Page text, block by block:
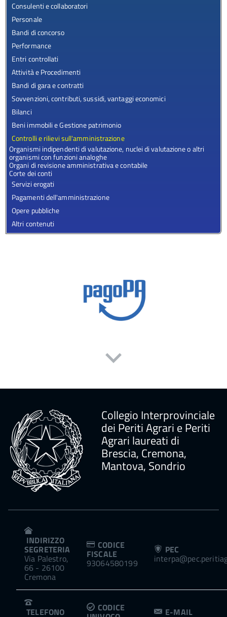
Consulenti e collaboratori
Personale
Bandi di concorso
Performance
Entri controllati
Attività e Procedimenti
Bandi di gara e contratti
Sovvenzioni, contributi, sussidi, vantaggi economici
Bilanci
Beni immobili e Gestione patrimonio
Controlli e rilievi sull'amministrazione
Organismi indipendenti di valutazione, nuclei di valutazione o altri
organismi con funzioni analoghe
Organi di revisione amministrativa e contabile
Corte dei conti
Servizi erogati
Pagamenti dell'amministrazione
Opere pubbliche
Altri contenuti
Collegio Interprovinciale
dei Periti Agrari e Periti
Agrari laureati di
Brescia, Cremona,
Mantova, Sondrio
INDIRIZZO
SEGRETERIA
Via Palestro,
66 - 26100
Cremona
CODICE
FISCALE
93064580199
PEC
TELEFONO CODICE E-MAIL